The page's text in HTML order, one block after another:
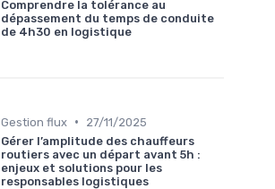
Comprendre la tolérance au
dépassement du temps de conduite
de 4h30 en logistique
Gestion flux •
27/11/2025
Gérer l’amplitude des chauffeurs
routiers avec un départ avant 5h :
enjeux et solutions pour les
responsables logistiques